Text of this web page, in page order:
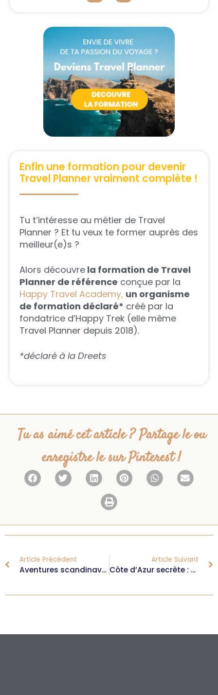
Enfin une formation pour devenir
Travel Planner vraiment complète !
Tu t’intéresse au métier de Travel
Planner ? Et tu veux te former auprès des
meilleur(e)s ?
Alors découvre la formation de Travel
Planner de référence conçue par la
Happy Travel Academy, un organisme
de formation déclaré* créé par la
fondatrice d’Happy Trek (elle même
Travel Planner depuis 2018).
*déclaré à la Dreets
Tu as aimé cet article ? Partage le ou
enregistre le sur Pinterest !
Article Précédent
Aventures scandinaves : et si vous partiez en Norvège sans voiture ?
Article Suivant
Côte d’Azur secrète : 3 spots pour les amateurs de outdoor